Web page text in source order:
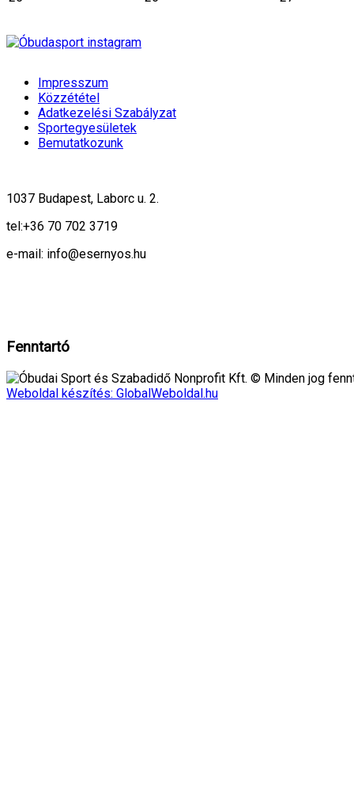
Impresszum
Közzététel
Adatkezelési Szabályzat
Sportegyesületek
Bemutatkozunk
1037 Budapest, Laborc u. 2.
tel:+36 70 702 3719
e-mail: info@esernyos.hu
Fenntartó
Óbudai Sport és Szabadidő Nonprofit Kft. © Minden jog
Weboldal készítés: GlobalWeboldal.hu